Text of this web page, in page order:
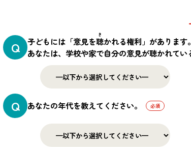
※まずは直近の目標として、3万筆を目指してがんばって
Q
子どもには「意見を聴
き
かれる権利」があります。
あなたは、学校や家で自分の意見が聴かれてい
Q あなたの年代を教えてください。